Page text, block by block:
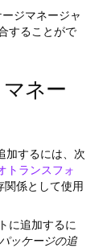
ジマネージャ
することがで
ネー
するには、次
トランスフォ
係として使用
に追加するに
ッケージの追